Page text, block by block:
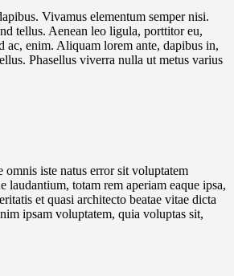
Vivamus elementum semper nisi.
tellus. Aenean leo ligula, porttitor eu,
ac, enim. Aliquam lorem ante, dapibus in,
Phasellus viverra nulla ut metus varius
omnis iste natus error sit voluptatem
laudantium, totam rem aperiam eaque ipsa,
et quasi architecto beatae vitae dicta
ipsam voluptatem, quia voluptas sit,